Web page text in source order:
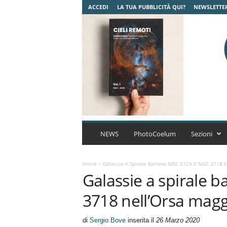
ACCEDI LA TUA PUBBLICITÀ QUI?
C
u
A
t
NEWS PhotoCoelum Sezioni
Home > Galassie A Spirale Barrate NGC 3729 E NGC 3718
Galassie a spirale
3718 nell’Orsa
di Sergio Boveinserita il 26 Marzo 2020